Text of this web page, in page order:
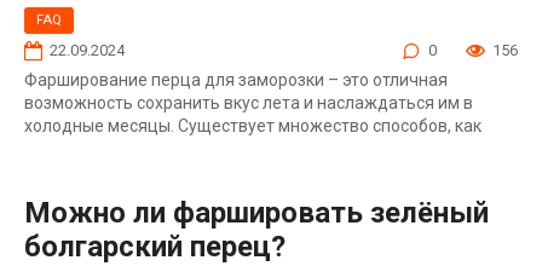
FAQ
22.09.2024 0 156
Фарширование перца для заморозки – это отличная
возможность сохранить вкус лета и наслаждаться им в
холодные месяцы. Существует множество способов, как
Можно ли фаршировать зелёный
болгарский перец?